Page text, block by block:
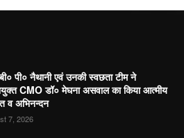
पी० नैथानी एवं उनकी स्वछता टीम ने
CMO डॉ० मेघना असवाल का किया आत्मीय
व अभिनन्दन
7, 2026